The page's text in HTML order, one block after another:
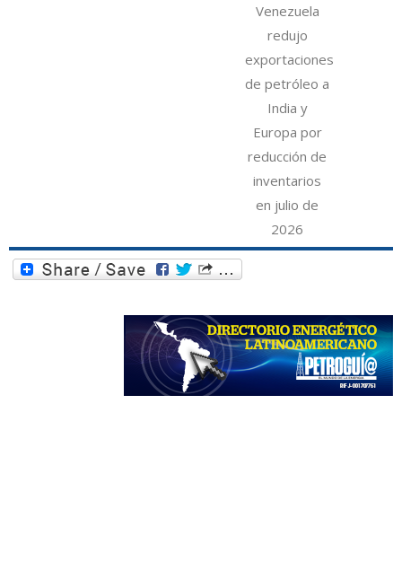
Venezuela
redujo
exportaciones
de petróleo a
India y
Europa por
reducción de
inventarios
en julio de
2026